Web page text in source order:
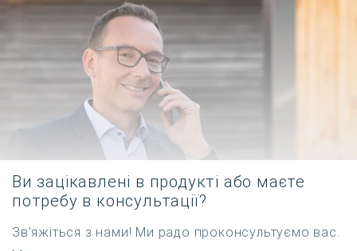
Ви зацікавлені в продукті або маєте
потребу в консультації?
Зв'яжіться з нами! Ми радо проконсультуємо вас.